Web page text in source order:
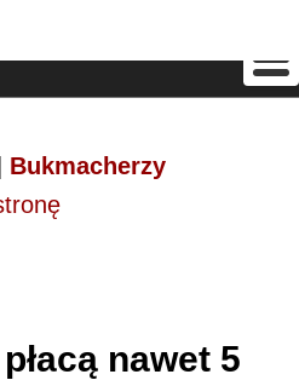
Bukmacherzy
nawet 5